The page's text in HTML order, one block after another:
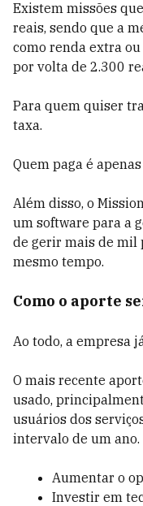
Existem missões
reais, sendo que a
como renda extra
por volta de 2.300
Para quem quiser
taxa.
Quem paga é
Além disso, o
um software para a
de gerir mais de mil
mesmo tempo.
Como o aporte
Ao todo, a empresa
O mais recente
usado,
usuários dos
intervalo de um ano.
Aumentar o
Investir em